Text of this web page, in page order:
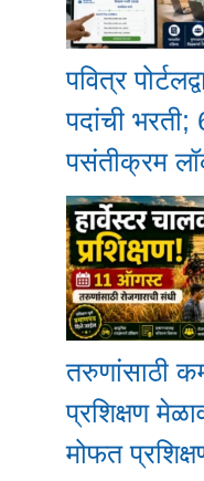
पवित्र
पदांची
पसंतीक्रम
तरुणांसाठी
प्रशिक्षण
मोफत